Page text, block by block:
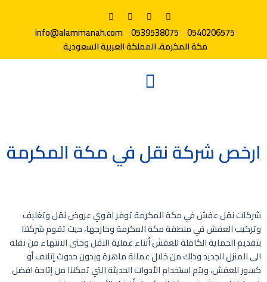
0540206575
0539538075
info@alammanah.com
مكة المكرمة، المملكة العربية السعودية
ارخص شركة نقل في مكة المكرمة
شركات نقل عفش في مكة المكرمة توفر اقوي عروض نقل وتغليف
وتركيب العفش في منطقة مكة المكرمة وخارجها، حيث تقوم شركتنا
بتقديم الحماية الكاملة للعفش أثناء عملية النقل وحتى الانتهاء من نقله
الى المنزل الجديد وذلك من خلال عمالة ماهرة وبدون حدوث إتلاف أو
كسور للعفش، ويتم استخدام الأدوات الحديثة التي تمكننا من إتاحة افضل